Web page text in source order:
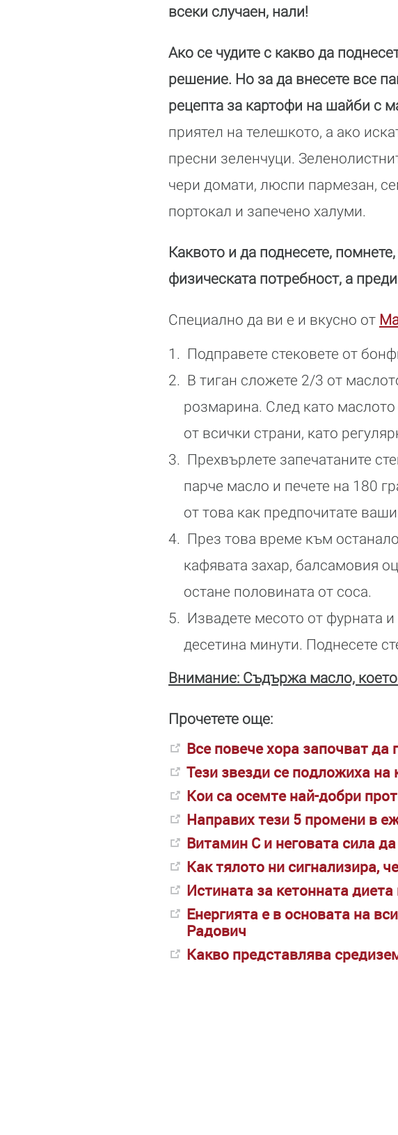
всеки случаен, нали!
Ако се чудите с какво да
решение. Но за да внесете все
рецепта за картофи на шайби с
приятел на телешкото, а ако
пресни зеленчуци.
чери домати, люспи пармезан,
портокал и запечено халуми.
Каквото и да поднесете,
физическата потребност, а
Специално да ви е и вкусно от
Подправете стековете от
В тиган сложете 2/3 от
розмарина. След като маслото
от всички страни, като
Прехвърлете запечатаните
парче масло и печете на 180
от това как предпочитате
През това време към
кафявата захар, балсамовия
остане половината от соса.
Извадете месото от фурната
десетина минути. Поднесете
Внимание: Съдържа масло,
Прочетете още:
Все повече хора започват
Тези звезди се подложиха на
Кои са осемте най-добри
Направих тези 5 промени в
Витамин С и неговата сила
Как тялото ни сигнализира,
Истината за кетонната
Енергията е в основата на
Радович
Какво представлява